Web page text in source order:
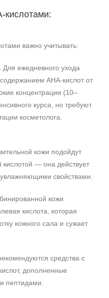
важно учитывать:
Для ежедневного ухода
АНА‑кислот от
концентрации (10–
курса, но требуют
косметолога.
кожи подойдут
— она действует
свойствами.
кожи
кислота, которая
кожного сала и сужает
средства с
дополненные
пептидами.
09-89